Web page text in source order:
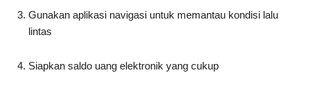
Gunakan aplikasi navigasi untuk memantau kondisi lalu
lintas
Siapkan saldo uang elektronik yang cukup